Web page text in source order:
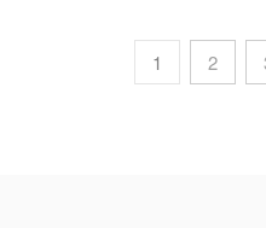
1 2